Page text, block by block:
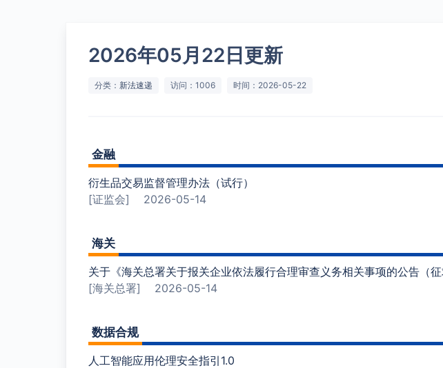
2026年05月22日更新
分类： 新法速递 访问：1006 时间：2026-05-22
金融
衍生品交易监督管理办法（试行）
[证监会] 2026-05-14
海关
关于《海关总署关于报关企业依法履行合理审查义务相关事项的公告（
[海关总署] 2026-05-14
数据合规
人工智能应用伦理安全指引1.0